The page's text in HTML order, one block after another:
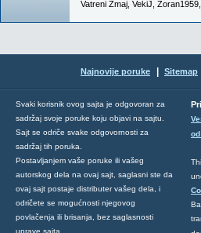
Vatreni Zmaj VekiJ Zoran1959
Najnovije poruke Sitemap
Svaki korisnik ovog sajta je odgovoran za
sadržaj svoje poruke koju objavi na sajtu.
Sajt se odriče svake odgovornosti za
sadržaj tih poruka.
Postavljanjem vaše poruke ili vašeg
autorskog dela na ovaj sajt, saglasni ste da
ovaj sajt postaje distributer vašeg dela, i
odričete se mogućnosti njegovog
povlačenja ili brisanja, bez saglasnosti
uprave sajta.